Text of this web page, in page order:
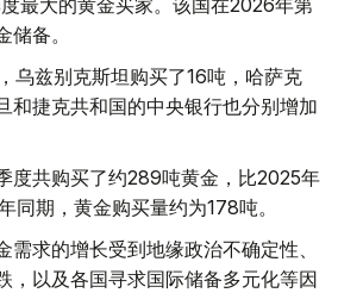
最大的黄金买家。该国在2026年第
备。
乌兹别克斯坦购买了16吨，哈萨克
和捷克共和国的中央银行也分别增加
度共购买了约289吨黄金，比2025年
同期，黄金购买量约为178吨。
需求的增长受到地缘政治不确定性、
，以及各国寻求国际储备多元化等因